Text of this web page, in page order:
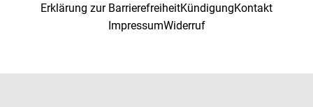
Erklärung zur BarrierefreiheitKündigungKontakt
ImpressumWiderruf